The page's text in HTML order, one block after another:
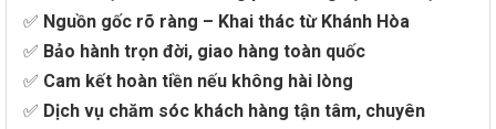
✅ Nguồn gốc rõ ràng – Khai thác từ Khánh Hòa
✅ Bảo hành trọn đời, giao hàng toàn quốc
✅ Cam kết hoàn tiền nếu không hài lòng
✅ Dịch vụ chăm sóc khách hàng tận tâm, chuyên